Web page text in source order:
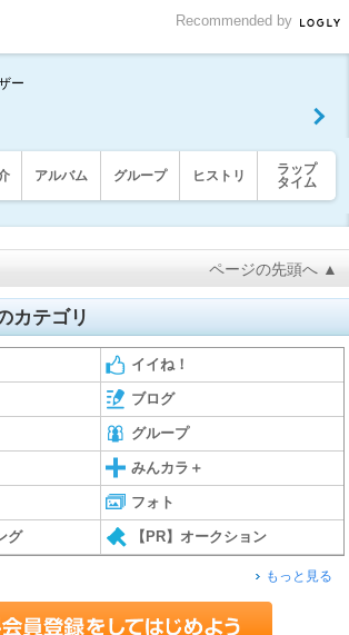
Recommended by
ー
アルバム グループ ヒストリ
ラップ
タイム
ページの先頭へ ▲
カテゴリ
イイね！
ブログ
グループ
みんカラ＋
フォト
グ 【PR】オークション
もっと見る